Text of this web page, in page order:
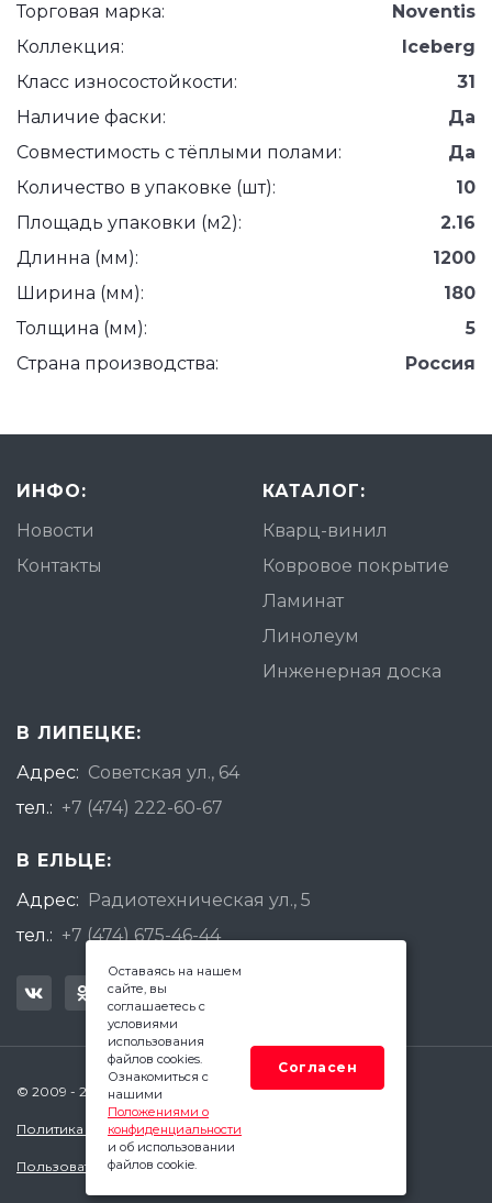
Торговая марка:
Noventis
Коллекция:
Iceberg
Класс износостойкости:
31
Наличие фаски:
Да
Совместимость с тёплыми полами:
Да
Количество в упаковке (шт):
10
Площадь упаковки (м2):
2.16
Длинна (мм):
1200
Ширина (мм):
180
Толщина (мм):
5
Страна производства:
Россия
ИНФО:
Новости
Контакты
КАТАЛОГ:
Кварц-винил
Ковровое покрытие
Ламинат
Линолеум
Инженерная доска
В ЛИПЕЦКЕ:
Адрес: Советская ул., 64
тел.: +7 (474) 222-60-67
В ЕЛЬЦЕ:
Адрес: Радиотехническая ул., 5
тел.: +7 (474) 675-46-44
© 2009 - 2026 Квадратный Метр - Елец
Политика конфиденциальности
Пользовательское соглашение
Оставаясь на нашем
сайте, вы
соглашаетесь с
условиями
использования
файлов cookies.
Ознакомиться с
нашими
Положениями о
конфиденциальности
и об использовании
файлов cookie.
Согласен